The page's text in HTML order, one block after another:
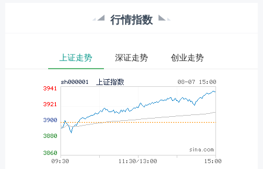
行情指数
上证走势 深证走势 创业走势